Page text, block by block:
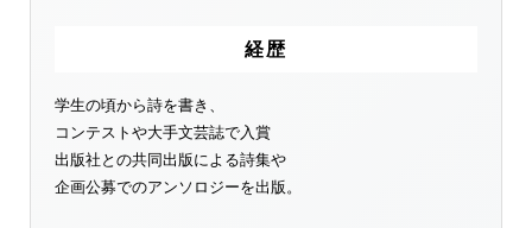
経歴
学生の頃から詩を書き、
コンテストや大手文芸誌で入賞
出版社との共同出版による詩集や
企画公募でのアンソロジーを出版。